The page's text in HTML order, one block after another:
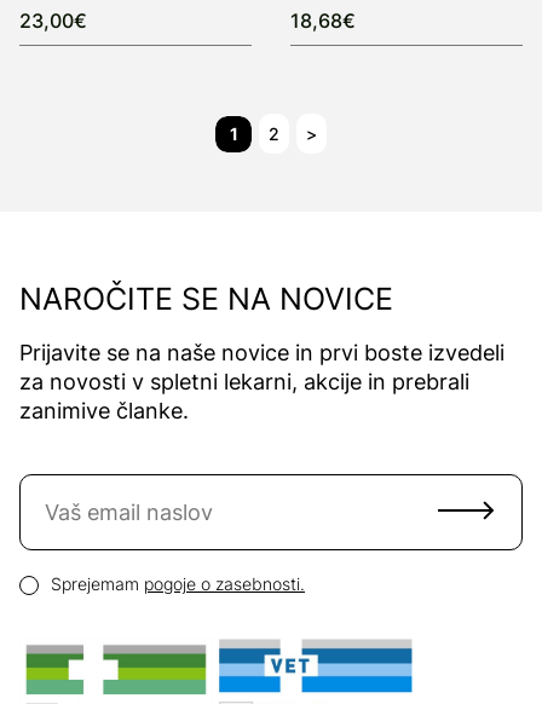
23,00€ 18,68€
1 2 >
NAROČITE SE NA NOVICE
Prijavite se na naše novice in prvi boste izvedeli
za novosti v spletni lekarni, akcije in prebrali
zanimive članke.
Naročite se na novice
Pogoji zasebnosti
Sprejemam pogoje o zasebnosti.